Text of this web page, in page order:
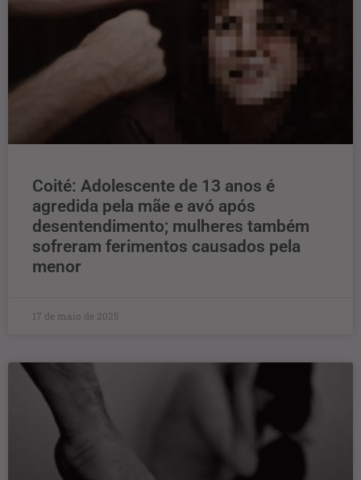
Coité: Adolescente de 13 anos é
agredida pela mãe e avó após
desentendimento; mulheres também
sofreram ferimentos causados pela
menor
17 de maio de 2025